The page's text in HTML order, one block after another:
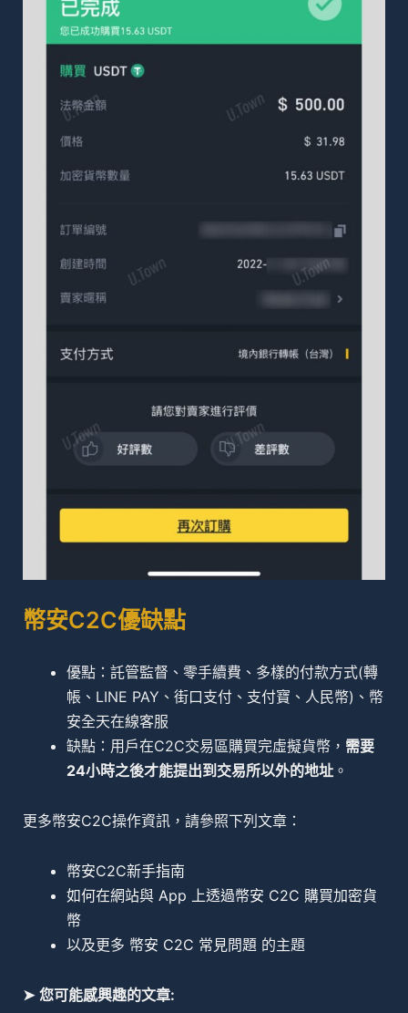
幣安C2C優缺點
優點：託管監督、零手續費、多樣的付款方式(轉
帳、LINE PAY、街口支付、支付寶、人民幣)、幣
安全天在線客服
缺點：用戶在C2C交易區購買完虛擬貨幣， 需要
24小時之後才能提出到交易所以外的地址 。
更多幣安C2C操作資訊，請參照下列文章：
幣安C2C新手指南
如何在網站與 App 上透過幣安 C2C 購買加密貨
幣
以及更多 幣安 C2C 常見問題 的主題
➤ 您可能感興趣的文章: